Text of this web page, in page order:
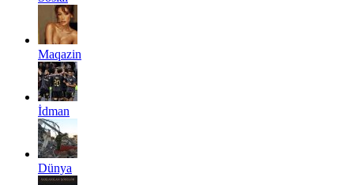
Maqazin
İdman
Dünya